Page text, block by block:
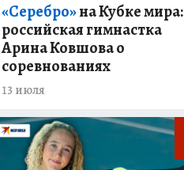
«Серебро»на Кубке мира:
российская гимнастка
Арина Ковшова о
соревнованиях
13 июля